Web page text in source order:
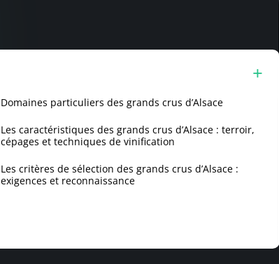
Domaines particuliers des grands crus d’Alsace
Les caractéristiques des grands crus d’Alsace : terroir,
cépages et techniques de vinification
Les critères de sélection des grands crus d’Alsace :
exigences et reconnaissance